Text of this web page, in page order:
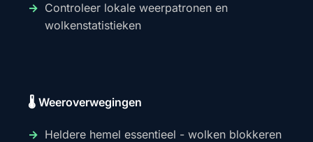
Controleer lokale weerpatronen en
wolkenstatistieken
🌡️ Weeroverwegingen
Heldere hemel essentieel - wolken blokkeren